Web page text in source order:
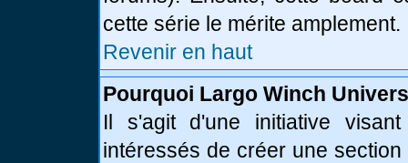
cette série le mérite amplement.
Revenir en haut
Pourquoi Largo Winch
Il s'agit d'une initiative
intéressés de créer une